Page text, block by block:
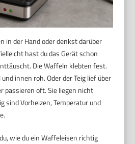
in der Hand oder denkst darüber
hast du das Gerät schon
Die Waffeln klebten fest.
innen roh. Oder der Teig lief über
passieren oft. Sie liegen nicht
sind Vorheizen, Temperatur und
wie du ein Waffeleisen richtig